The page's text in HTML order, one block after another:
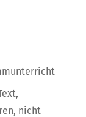
nicht